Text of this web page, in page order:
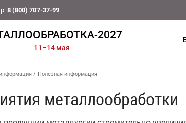
8 (800) 707-37-99
2027
11–14 мая
/ Полезная информация
металлообработки